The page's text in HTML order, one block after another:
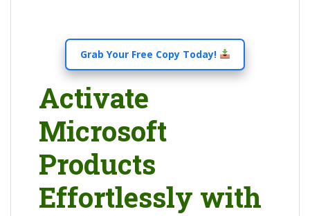
Grab Your Free Copy Today!
Activate
Microsoft
Products
Effortlessly with